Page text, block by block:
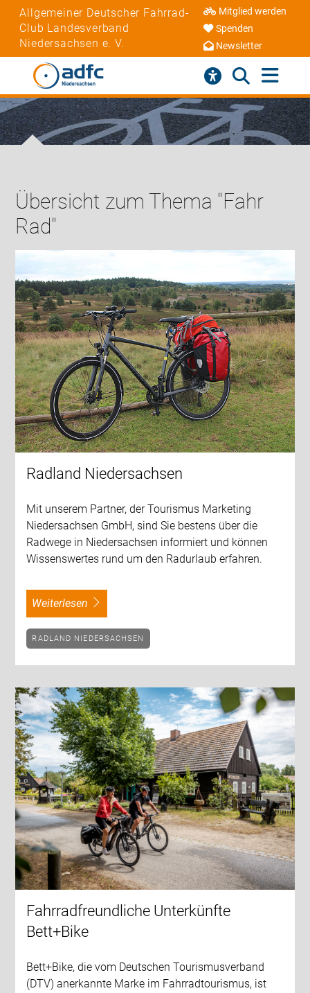
Allgemeiner Deutscher Fahrrad-
Club Landesverband
Niedersachsen e. V.
Mitglied werden
Spenden
Newsletter
Übersicht zum Thema "Fahr
Rad"
Radland Niedersachsen
Mit unserem Partner, der Tourismus Marketing
Niedersachsen GmbH, sind Sie bestens über die
Radwege in Niedersachsen informiert und können
Wissenswertes rund um den Radurlaub erfahren.
weiterlesen
RADLAND NIEDERSACHSEN
Fahrradfreundliche Unterkünfte
Bett+Bike
Bett+Bike, die vom Deutschen Tourismusverband
(DTV) anerkannte Marke im Fahrradtourismus, ist